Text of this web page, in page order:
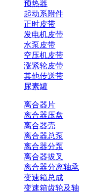
预热器
起动系附件
正时皮带
发电机皮带
水泵皮带
空压机皮带
涨紧轮皮带
其他传送带
尿素罐
离合器片
离合器压盘
离合器壳
离合器总泵
离合器分泵
离合器拔叉
离合器分离轴承
变速箱总成
变速箱齿轮及轴